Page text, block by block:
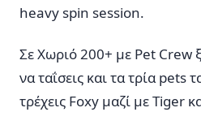
heavy spin session.
Σε Χωριό 200+ με Pet Crew
να ταΐσεις και τα τρία pets
τρέχεις Foxy μαζί με Tiger